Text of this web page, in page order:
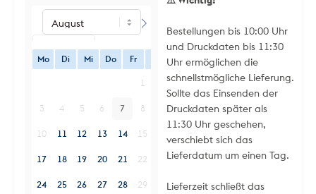
Mo Di Mi Do Fr So
1
3 4 5 6 7 8
10 11 12 13 14 15
17 18 19 20 21 22 23
24 25 26 27 28 29 30
Bestellungen bis 10:00 Uhr
und Druckdaten bis 11:30
Uhr ermöglichen die
schnellstmögliche Lieferung.
Sollte das Einsenden der
Druckdaten später als
11:30 Uhr geschehen,
verschiebt sich das
Lieferdatum um einen Tag.
Lieferzeit schließt das